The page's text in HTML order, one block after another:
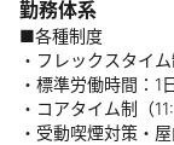
勤務体系
■各種制度
・フレックスタイ
・標準労働時間：1
・コアタイム制（
・受動喫煙対策・